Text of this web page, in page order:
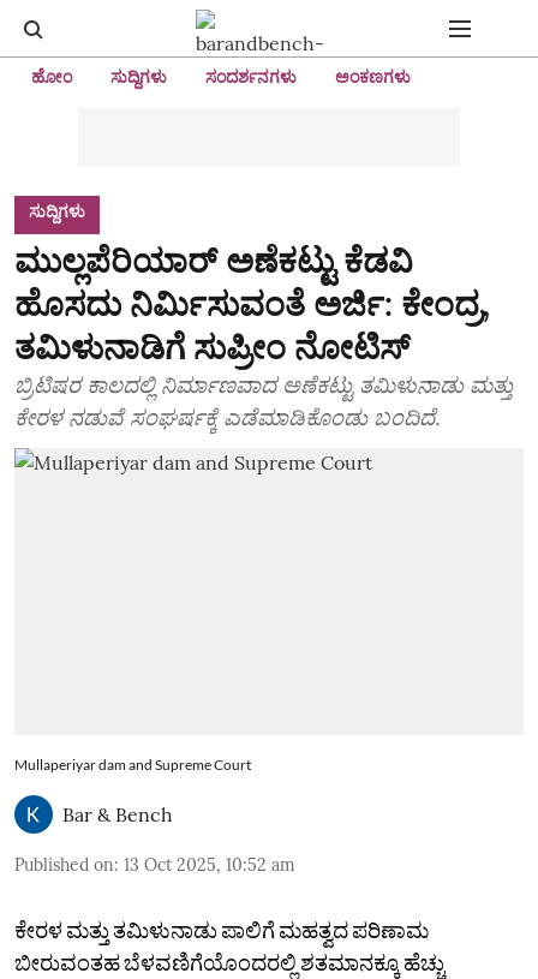
ಹೋಂ ಸುದ್ದಿಗಳು ಸಂದರ್ಶನಗಳು ಅಂಕಣಗಳು
ಸುದ್ದಿಗಳು
ಮುಲ್ಲಪೆರಿಯಾರ್ ಅಣೆಕಟ್ಟು ಕೆಡವಿ
ಹೊಸದು ನಿರ್ಮಿಸುವಂತೆ ಅರ್ಜಿ: ಕೇಂದ್ರ,
ತಮಿಳುನಾಡಿಗೆ ಸುಪ್ರೀಂ ನೋಟಿಸ್
ಬ್ರಿಟಿಷರ ಕಾಲದಲ್ಲಿ ನಿರ್ಮಾಣವಾದ ಅಣೆಕಟ್ಟು ತಮಿಳುನಾಡು ಮತ್ತು
ಕೇರಳ ನಡುವೆ ಸಂಘರ್ಷಕ್ಕೆ ಎಡೆಮಾಡಿಕೊಂಡು ಬಂದಿದೆ.
Mullaperiyar dam and Supreme Court
Bar & Bench
Published on: 13 Oct 2025, 10:52 am
ಕೇರಳ ಮತ್ತು ತಮಿಳುನಾಡು ಪಾಲಿಗೆ ಮಹತ್ವದ ಪರಿಣಾಮ
ಬೀರುವಂತಹ ಬೆಳವಣಿಗೆಯೊಂದರಲ್ಲಿ ಶತಮಾನಕ್ಕೂ ಹೆಚ್ಚು